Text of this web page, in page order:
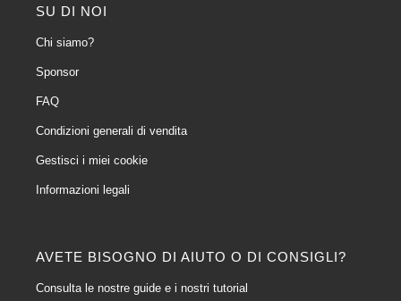
AVETE BISOGNO DI AIUTO O DI CONSIGLI?
Consulta le nostre guide e i nostri tutorial
SU DI NOI
Chi siamo?
Sponsor
FAQ
Condizioni generali di vendita
Gestisci i miei cookie
Informazioni legali